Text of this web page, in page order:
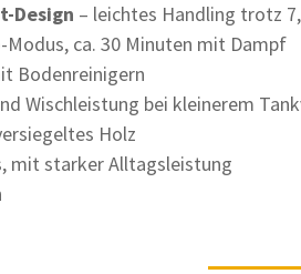
Design – leichtes Handling trotz
Modus, ca. 30 Minuten mit Dampf
Bodenreinigern
Wischleistung bei kleinerem
Holz
mit starker Alltagsleistung